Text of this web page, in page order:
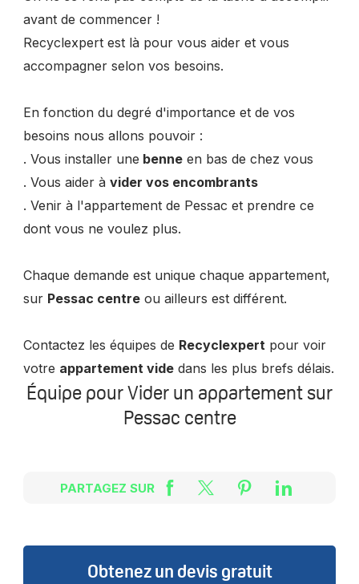
avant de commencer !
Recyclexpert est là pour vous aider et vous
accompagner selon vos besoins.
En fonction du degré d'importance et de vos
besoins nous allons pouvoir :
. Vous installer une benne en bas de chez vous
. Vous aider àvider vos encombrants
. Venir à l'appartement de Pessac et prendre ce
dont vous ne voulez plus.
Chaque demande est unique chaque appartement,
sur Pessac centre ou ailleurs est différent.
Contactez les équipes de Recyclexpert pour voir
votre appartement vide dans les plus brefs délais.
Équipe pour Vider un appartement sur
Pessac centre
PARTAGEZ SUR
Obtenez un devis gratuit